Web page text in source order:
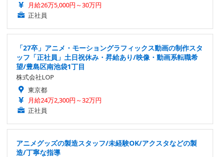
月給26万5,000円～30万円
正社員
「27卒」アニメ・モーショングラフィックス動画の制作スタ
ッフ「正社員」土日祝休み・昇給あり/映像・動画系転職希
望/豊島区南池袋1丁目
株式会社LOP
東京都
月給24万2,300円～32万円
正社員
アニメグッズの製造スタッフ/未経験OK/アクスタなどの製
造/丁寧な指導